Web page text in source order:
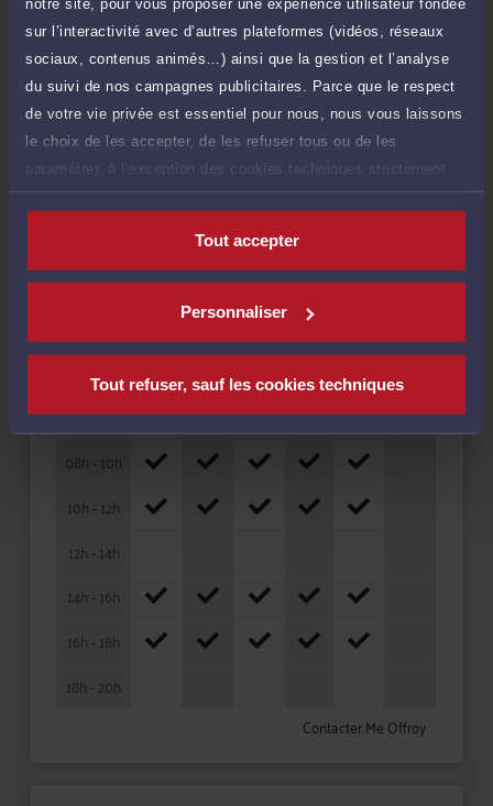
notre site, pour vous proposer une expérience utilisateur fondée
sur l’interactivité avec d’autres plateformes (vidéos, réseaux
sociaux, contenus animés…) ainsi que la gestion et l’analyse
du suivi de nos campagnes publicitaires. Parce que le respect
de votre vie privée est essentiel pour nous, nous vous laissons
le choix de les accepter, de les refuser tous ou de les
paramétrer, à l’exception des cookies techniques strictement
nécessaires au fonctionnement du site.
Tout accepter
Personnaliser
Tout refuser, sauf les cookies techniques
Droit de la protection des données personnelles
Langues
Rendez-vous
cabinet
Consultation
vidéo
Consultation
téléphonique
HORAIRES LUN MAR MER JEU VEN
SAM
08h - 10h
10h - 12h
12h - 14h
14h - 16h
16h - 18h
18h - 20h
Contacter Me Offroy